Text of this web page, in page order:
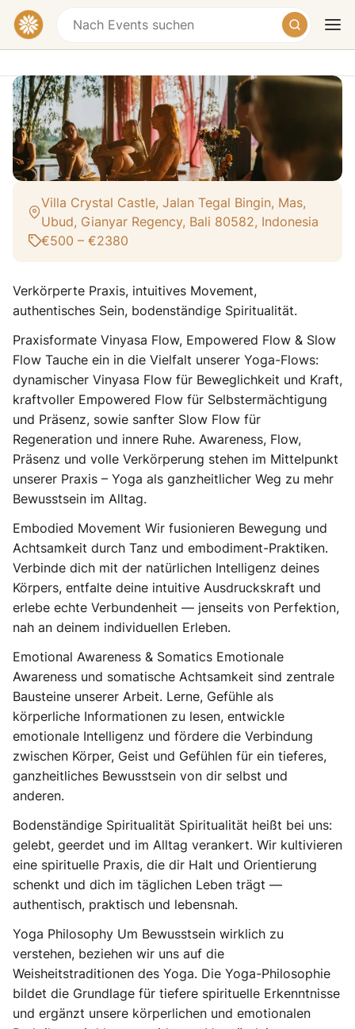
HeuteMorgenWochenende
Yoga & Embodied Movement Teacher
Training auf Bali — Vinyasa,
Empowered & Slow Flow
Villa Crystal Castle, Jalan Tegal Bingin, Mas,
Ubud, Gianyar Regency, Bali 80582, Indonesia
€500 – €2380
Verkörperte Praxis, intuitives Movement,
authentisches Sein, bodenständige Spiritualität.
Praxisformate Vinyasa Flow, Empowered Flow & Slow
Flow Tauche ein in die Vielfalt unserer Yoga-Flows:
dynamischer Vinyasa Flow für Beweglichkeit und Kraft,
kraftvoller Empowered Flow für Selbstermächtigung
und Präsenz, sowie sanfter Slow Flow für
Regeneration und innere Ruhe. Awareness, Flow,
Präsenz und volle Verkörperung stehen im Mittelpunkt
unserer Praxis – Yoga als ganzheitlicher Weg zu mehr
Bewusstsein im Alltag.
Embodied Movement Wir fusionieren Bewegung und
Achtsamkeit durch Tanz und embodiment-Praktiken.
Verbinde dich mit der natürlichen Intelligenz deines
Körpers, entfalte deine intuitive Ausdruckskraft und
erlebe echte Verbundenheit — jenseits von Perfektion,
nah an deinem individuellen Erleben.
Emotional Awareness & Somatics Emotionale
Awareness und somatische Achtsamkeit sind zentrale
Bausteine unserer Arbeit. Lerne, Gefühle als
körperliche Informationen zu lesen, entwickle
emotionale Intelligenz und fördere die Verbindung
zwischen Körper, Geist und Gefühlen für ein tieferes,
ganzheitliches Bewusstsein von dir selbst und
anderen.
Bodenständige Spiritualität Spiritualität heißt bei uns:
gelebt, geerdet und im Alltag verankert. Wir kultivieren
eine spirituelle Praxis, die dir Halt und Orientierung
schenkt und dich im täglichen Leben trägt —
authentisch, praktisch und lebensnah.
Yoga Philosophy Um Bewusstsein wirklich zu
verstehen, beziehen wir uns auf die
Weisheitstraditionen des Yoga. Die Yoga-Philosophie
bildet die Grundlage für tiefere spirituelle Erkenntnisse
und ergänzt unsere körperlichen und emotionalen